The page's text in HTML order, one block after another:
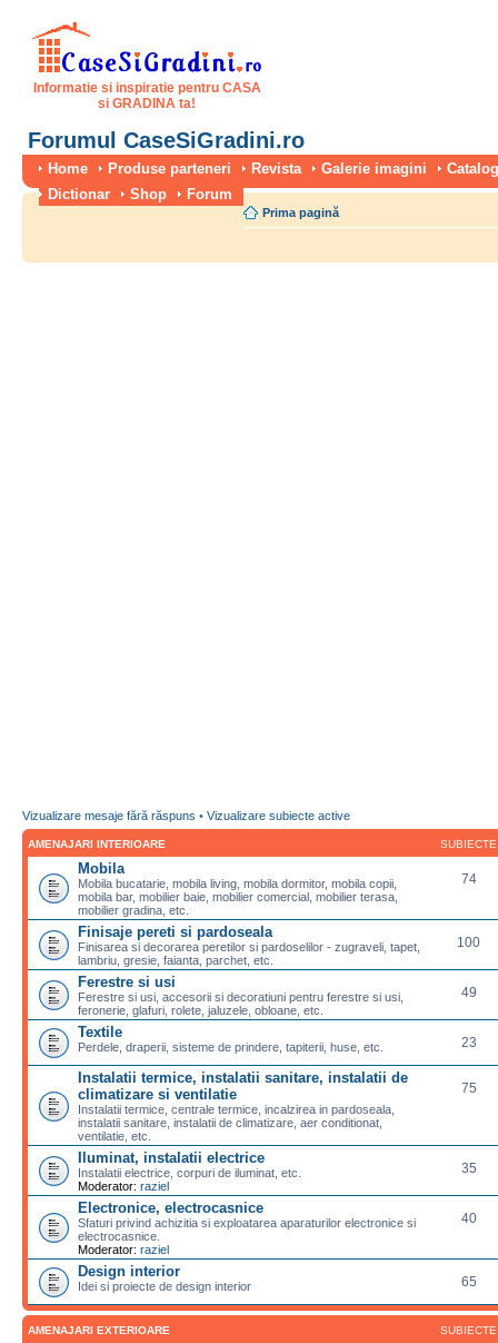
Informatie si inspiratie pentru CASA
si GRADINA ta!
Forumul CaseSiGradini.ro
Home Produse parteneri Revista Galerie imagini
Dictionar
Shop Forum
Prima pagină
Vizualizare mesaje fără răspuns • Vizualizare subiecte active
AMENAJARI INTERIOARE SUBIECTE
Mobila
Mobila bucatarie, mobila living, mobila dormitor, mobila copii,
mobila bar, mobilier baie, mobilier comercial, mobilier terasa,
mobilier gradina, etc.
74
Finisaje pereti si pardoseala
Finisarea si decorarea peretilor si pardoselilor - zugraveli, tapet,
lambriu, gresie, faianta, parchet, etc.
100
Ferestre si usi
Ferestre si usi, accesorii si decoratiuni pentru ferestre si usi,
feronerie, glafuri, rolete, jaluzele, obloane, etc.
49
Textile
Perdele, draperii, sisteme de prindere, tapiterii, huse, etc. 23
Instalatii termice, instalatii sanitare, instalatii de
climatizare si ventilatie
Instalatii termice, centrale termice, incalzirea in pardoseala,
instalatii sanitare, instalatii de climatizare, aer conditionat,
ventilatie, etc.
75
Iluminat, instalatii electrice
Instalatii electrice, corpuri de iluminat, etc.
Moderator: raziel
35
Electronice, electrocasnice
Sfaturi privind achizitia si exploatarea aparaturilor electronice si
electrocasnice.
Moderator: raziel
40
Design interior
Idei si proiecte de design interior 65
AMENAJARI EXTERIOARE SUBIECTE